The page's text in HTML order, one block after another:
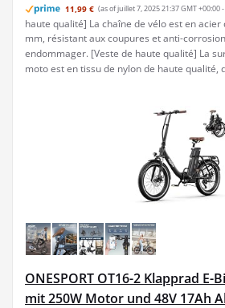
11,99 € (as of juillet 7, 2025 21:37 GMT +00:00 -
haute qualité] La chaîne de vélo est en
mm, résistant aux coupures et anti-
endommager. [Veste de haute qualité] La
moto est en tissu de nylon de haute qualité,
ONESPORT OT16-2 Klapprad E-
mit 250W Motor und 48V 17Ah